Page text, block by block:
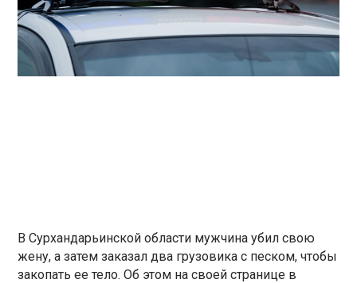
В Сурхандарьинской области мужчина убил свою
жену, а затем заказал два грузовика с песком, чтобы
закопать ее тело. Об этом на своей странице в